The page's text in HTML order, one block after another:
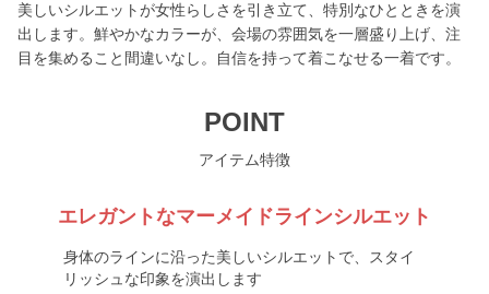
美しいシルエットが女性らしさを引き立て、特別なひとときを演
出します。鮮やかなカラーが、会場の雰囲気を一層盛り上げ、注
目を集めること間違いなし。自信を持って着こなせる一着です。
POINT
アイテム特徴
エレガントなマーメイドラインシルエット
身体のラインに沿った美しいシルエットで、スタイ
リッシュな印象を演出します